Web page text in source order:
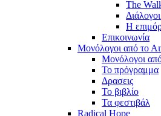
The
Η
Επικοινωνία
Μονόλογοι από το
Μονόλογοι
Το πρόγραμμα
Δρασεις
Το βιβλίο
Τα φεστιβάλ
Radical Hope